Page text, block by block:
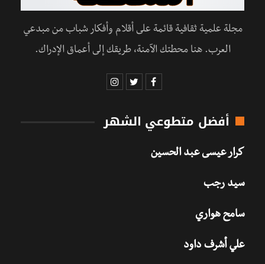
مجلة علمية ثقافية قائمة على أقلام وأفكار شباب من مبدعي
العرب. هنا محطتك الآمنة، طريقك إلى أعماق الإدراك.
أفضل متطوعي الشهر
كرار عيسى عبد الحسين
سيد رجب
سامح هواري
علي أشرف داود